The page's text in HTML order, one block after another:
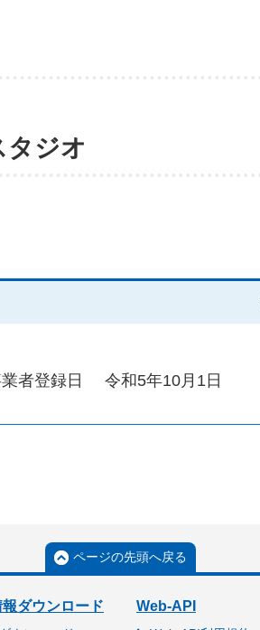
タジオ
者登録日 令和5年10月1日
ページの先頭へ戻る
ダウンロード Web-API